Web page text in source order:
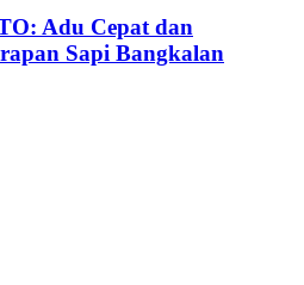
Adu Cepat dan
Sapi Bangkalan